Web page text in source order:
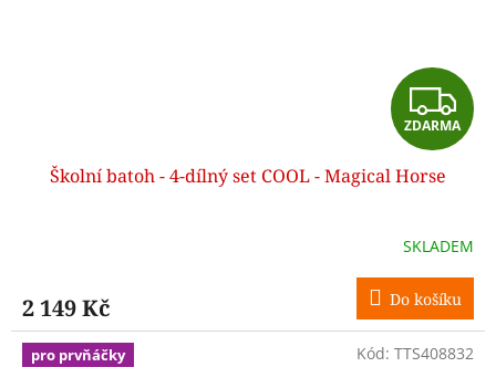
Z
D
R
M
A
ZDARMA
Školní batoh - 4-dílný set COOL - Magical Horse
SKLADEM
2 149 Kč Do košíku
pro prvňáčky Kód: TTS408832